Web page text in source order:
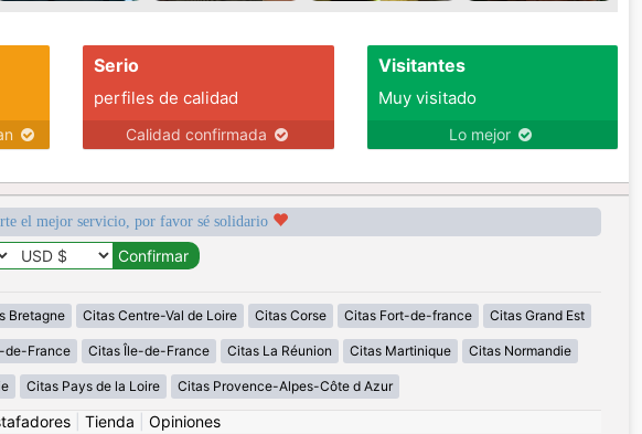
Serio
perfiles de calidad
Calidad confirmada
Visitantes
Muy visitado
Lo mejor
el mejor servicio, por favor sé solidario
Bretagne Citas Centre-Val de Loire Citas Corse Citas Fort-de-france Citas Grand Est
de-France Citas Île-de-France Citas La Réunion Citas Martinique Citas Normandie
Citas Pays de la Loire Citas Provence-Alpes-Côte d Azur
Tienda Opiniones